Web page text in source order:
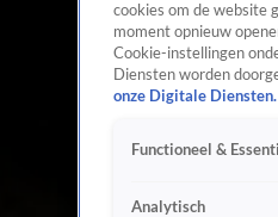
cookies om de website
moment opnieuw
Cookie-instellingen
Diensten worden
onze Digitale Diensten.
Functioneel &
Analytisch